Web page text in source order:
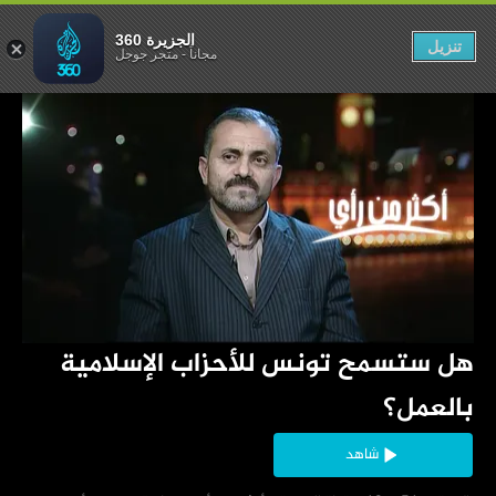
بالعمل؟
شاهد
بالعمل؟
الجزيرة 360
مجاناً-متجر جوجل تنزيل